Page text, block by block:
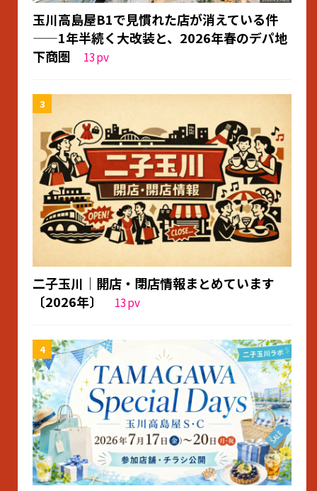
玉川高島屋B1で見慣れた店が消えている件
——1年半続く大改装と、2026年春のデパ地
下商圏
13pv
二子玉川｜開店・閉店情報まとめています
〔2026年〕
13pv